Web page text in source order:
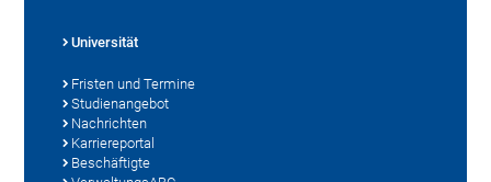
Universität
Fristen und Termine
Studienangebot
Nachrichten
Karriereportal
Beschäftigte